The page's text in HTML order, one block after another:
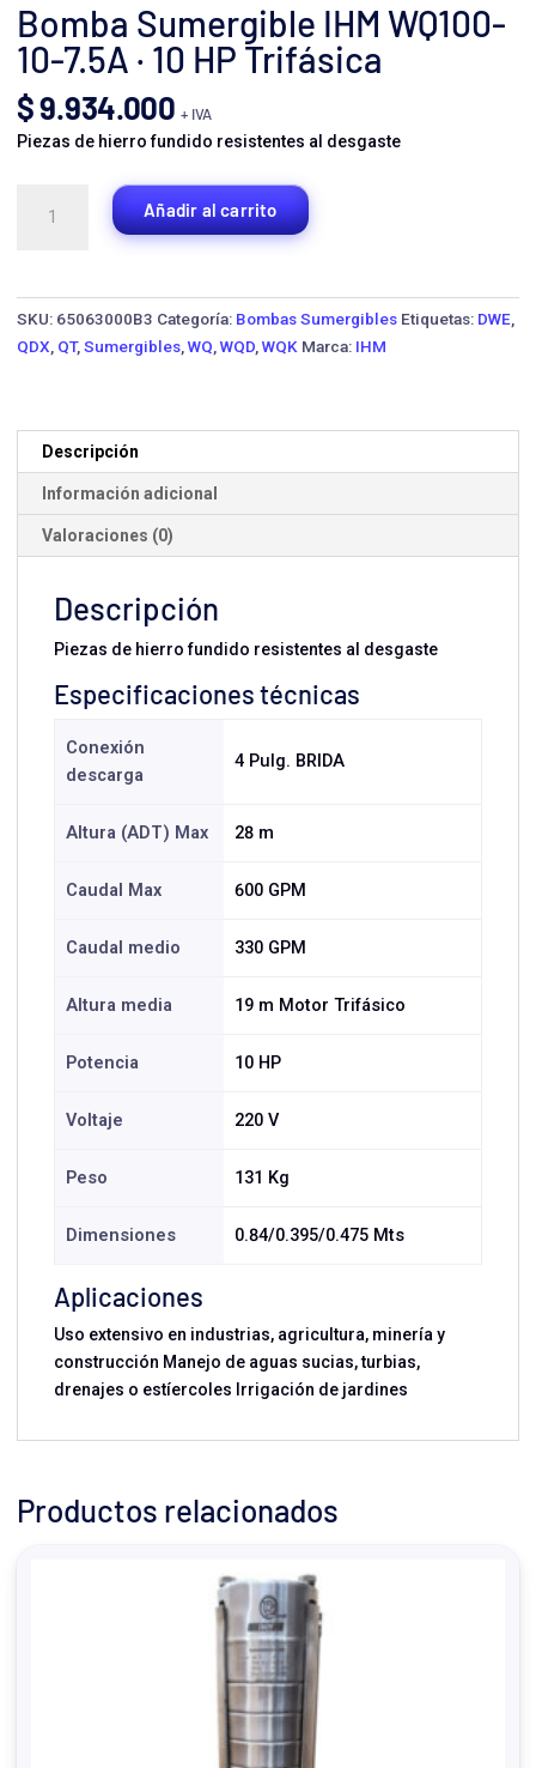
Bomba Sumergible IHM WQ100-
10-7.5A · 10 HP Trifásica
$9.934.000 + IVA
Piezas de hierro fundido resistentes al desgaste
Sumergible
Trifásica
cantidad
Añadir al carrito
SKU: 65063000B3 Categoría: Bombas Sumergibles Etiquetas: DWE
QDX QT, Sumergibles WQ WQD WQK Marca: IHM
Descripción
Información adicional
Valoraciones (0)
Descripción
Piezas de hierro fundido resistentes al desgaste
Especificaciones técnicas
Conexión
descarga
4 Pulg. BRIDA
Altura (ADT) Max 28 m
Caudal Max 600 GPM
Caudal medio 330 GPM
Altura media 19 m Motor Trifásico
Potencia 10 HP
Voltaje 220 V
Peso 131 Kg
Dimensiones 0.84/0.395/0.475 Mts
Aplicaciones
Uso extensivo en industrias, agricultura, minería y
construcción Manejo de aguas sucias, turbias,
drenajes o estíercoles Irrigación de jardines
Productos relacionados